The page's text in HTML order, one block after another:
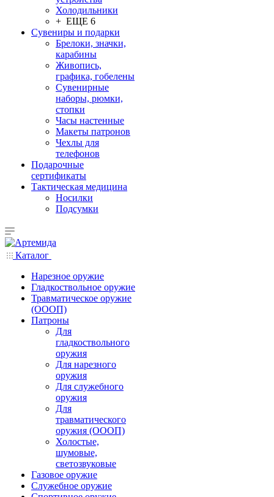
Холодильники
+ ЕЩЕ 6
Сувениры и подарки
Брелоки, значки,
карабины
Живопись,
графика, гобелены
Сувенирные
наборы, рюмки,
стопки
Часы настенные
Макеты патронов
Чехлы для
телефонов
Подарочные
сертификаты
Тактическая медицина
Носилки
Подсумки
Каталог
Нарезное оружие
Гладкоствольное оружие
Травматическое оружие
(ОООП)
Патроны
Для
гладкоствольного
оружия
Для нарезного
оружия
Для служебного
оружия
Для
травматического
оружия (ОООП)
Холостые,
шумовые,
светозвуковые
Газовое оружие
Служебное оружие